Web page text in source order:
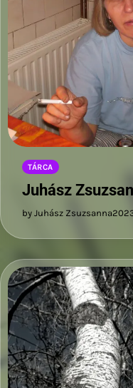
TÁRCA
Juhász
by Juhász Zsuzsanna